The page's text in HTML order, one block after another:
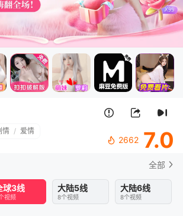
情 / 爱情
2662 7.0
全部
球3线
视频
大陆5线
8个视频
大陆6线
8个视频